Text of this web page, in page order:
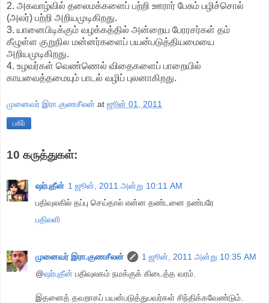
2. அகவாழ்வில் தலைமக்களைப் பற்றி ஊரார் பேசும் பழிச்சொல்
(அலர்) பற்றி அறியமுடிகிறது.
3. யானைபிடிக்கும் வழக்கத்தில் அன்றைய பேரரசர்கள் தம்
கீழுள்ள குறுநில மன்னர்களைப் பயன்படுத்தியமையை
அறியமுடிகிறது.
4. உழவர்கள் வெண்ணெல் விதைகளைப் பாறையில்
காயவைத்தமையும் பாடல் வழிப் புலனாகிறது.
முனைவர் இரா.குணசீலன் at ஜூன் 01, 2011
பகிர்
10 கருத்துகள்:
ஷர்புதீன் 1 ஜூன், 2011 அன்று 10:11 AM
பதிவுலகில் தப்பு செய்தால் என்ன தண்டனை நண்பரே
பதிலளி
முனைவர் இரா.குணசீலன்
1 ஜூன், 2011 அன்று 10:35 AM
@ஷர்புதீன் பதிவுலகம் நமக்குக் கிடைத்த வரம்.
இதனைத் தவறாகப் பயன்படுத்துபவர்கள் சிந்திக்கவேண்டும்.